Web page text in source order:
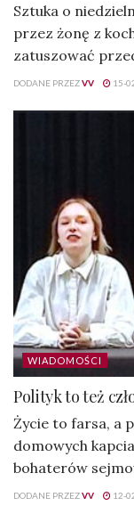
Sztuka o
przez żonę z
zatuszować
DODANE PRZEZVV 15-
WIADOMOŚCI
Polityk to też
Życie to farsa, a
domowych
bohaterów
DODANE PRZEZVV 12-